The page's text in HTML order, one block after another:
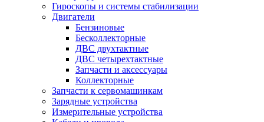
Гироскопы и системы стабилизации
Двигатели
Бензиновые
Бесколлекторные
ДВС двухтактные
ДВС четырехтактные
Запчасти и аксессуары
Коллекторные
Запчасти к сервомашинкам
Зарядные устройства
Измерительные устройства